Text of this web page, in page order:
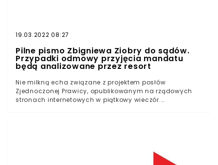
19.03.2022 08:27
Pilne pismo Zbigniewa Ziobry do sądów.
Przypadki odmowy przyjęcia mandatu
będą analizowane przez resort
Nie milkną echa związane z projektem posłów
Zjednoczonej Prawicy, opublikowanym na rządowych
stronach internetowych w piątkowy wieczór.
opozycyjni politycy, ale również członkowie